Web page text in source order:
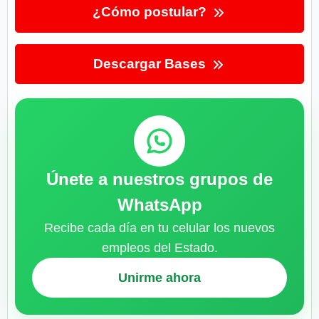
¿Cómo postular?
Descargar Bases
Únete a nuestros grupos de
WhatsApp
Recibe cada día en tu celular los nuevos
empleos del Estado.
Unirme ahora